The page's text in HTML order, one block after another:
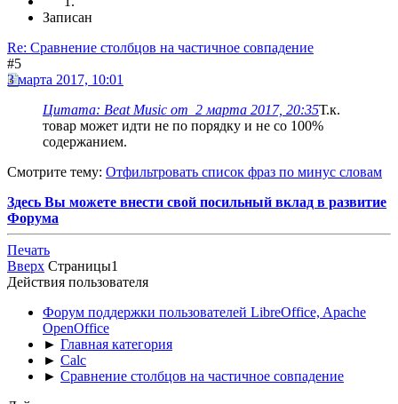
Записан
Re: Сравнение столбцов на частичное совпадение
#5
3 марта 2017, 10:01
Цитата: Beat Music от 2 марта 2017, 20:35Т.к.
товар может идти не по порядку и не со 100%
содержанием.
Смотрите тему: Отфильтровать список фраз по минус словам
Здесь Вы можете внести свой посильный вклад в развитие
Форума
Печать
Вверх Страницы1
Действия пользователя
Форум поддержки пользователей LibreOffice, Apache
OpenOffice
► Главная категория
► Calc
► Сравнение столбцов на частичное совпадение